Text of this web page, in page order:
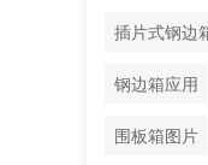
插片式钢边
钢边箱应用
围板箱图片